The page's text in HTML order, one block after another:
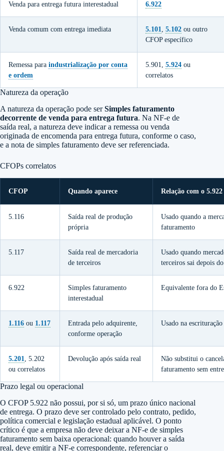
Venda para entrega futura interestadual 6.922
Venda comum com entrega imediata 5.101, 5.102 ou outro
CFOP específico
Remessa para industrialização por conta
e ordem
5.901, 5.924 ou
correlatos
Natureza da operação
A natureza da operação pode serSimples faturamento
decorrente de venda para entrega futura. Na NF-e de
saída real, a natureza deve indicar a remessa ou venda
originada de encomenda para entrega futura, conforme o caso,
e a nota de simples faturamento deve ser referenciada.
CFOPs correlatos
CFOP Quando aparece Relação com o 5.922
5.116
Saída real de produção
própria
Usado quando a
faturamento
5.117
Saída real de mercadoria
de terceiros
Usado quando
terceiros sai depois
6.922
Simples faturamento
interestadual
Equivalente fora do
1.116 ou 1.117
Entrada pelo adquirente,
conforme operação
Usado na
5.201
, 5.202
ou correlatos
Devolução após saída real
Não substitui o
faturamento sem
Prazo legal ou operacional
O CFOP 5.922 não possui, por si só, um prazo único nacional
de entrega. O prazo deve ser controlado pelo contrato, pedido,
política comercial e legislação estadual aplicável. O ponto
crítico é que a empresa não deve deixar a NF-e de simples
faturamento sem baixa operacional: quando houver a saída
real, deve emitir a NF-e correspondente, referenciar o